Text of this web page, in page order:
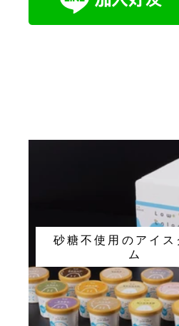
砂糖不使用のアイス
ム